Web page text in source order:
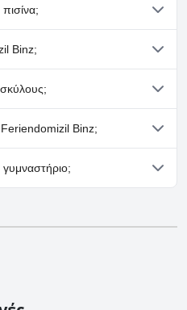
πισίνα/πισίνες που
από τις ακόλουθες κατηγορίες:
Πισίνα.
Binz;
σπα.
σκύλους.Binz;
πάρκινγκ στο Feriendomizil